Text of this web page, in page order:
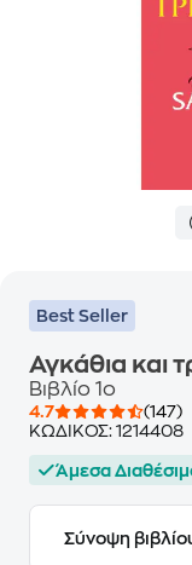
Best Seller
Αγκάθια και
Βιβλίο 1ο
4.7
(147)
ΚΩΔΙΚΟΣ: 1214408
Άμεσα
Σύνοψη